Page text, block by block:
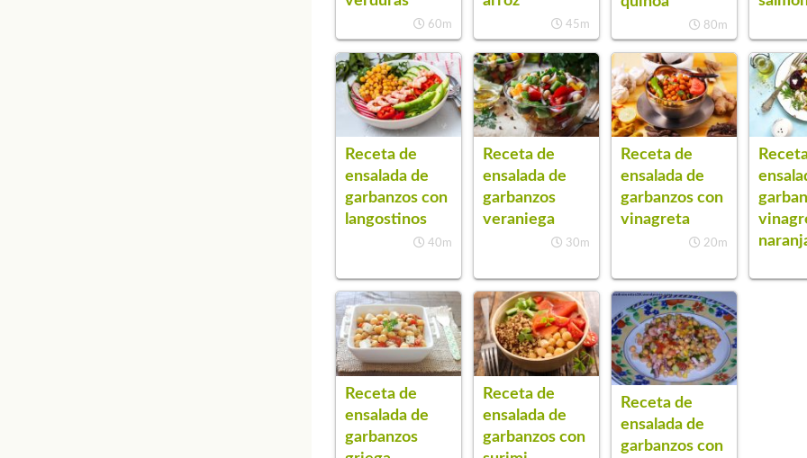
60m 45m 80m
Receta de
ensalada de
garbanzos con
langostinos
40m
Receta de
ensalada de
garbanzos
veraniega
30m
Receta de
ensalada de
garbanzos con
vinagreta
20m
Receta de
ensalada de
garbanzos
Receta de
ensalada de
garbanzos con
Receta de
ensalada de
garbanzos con